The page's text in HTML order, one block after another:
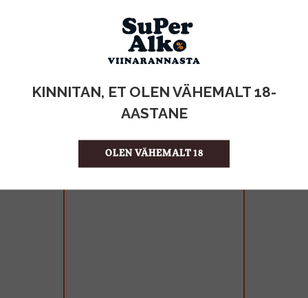
KINNITAN, ET OLEN VÄHEMALT 18-
AASTANE
OLEN VÄHEMALT 18
Bols Cacao White 24% 70cl
MAHT
0.70L
TOOTE LIIK
Liköör